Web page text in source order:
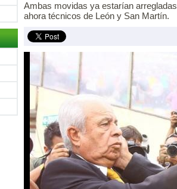
Ambas movidas ya estarían
ahora técnicos de León y San Martín.